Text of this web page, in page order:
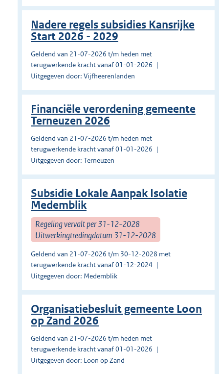
Nadere regels subsidies Kansrijke
Start 2026 - 2029
Geldend van 21-07-2026 t/m heden met
terugwerkende kracht vanaf 01-01-2026
Uitgegeven door: Vijfheerenlanden
Financiële verordening gemeente
Terneuzen 2026
Geldend van 21-07-2026 t/m heden met
terugwerkende kracht vanaf 01-01-2026
Uitgegeven door: Terneuzen
Subsidie Lokale Aanpak Isolatie
Medemblik
Regeling vervalt per 31-12-2028
Uitwerkingtredingdatum 31-12-2028
Geldend van 21-07-2026 t/m 30-12-2028 met
terugwerkende kracht vanaf 01-12-2024
Uitgegeven door: Medemblik
Organisatiebesluit gemeente Loon
op Zand 2026
Geldend van 21-07-2026 t/m heden met
terugwerkende kracht vanaf 01-01-2026
Uitgegeven door: Loon op Zand